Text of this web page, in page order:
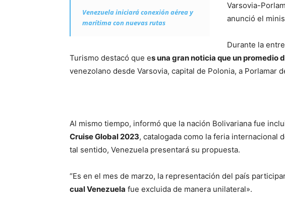
Venezuela iniciará conexión aérea y
marítima con nuevas rutas
Varsovia-
anunció el
Durante la
Turismo destacó que es una gran noticia que un promedio
venezolano desde Varsovia, capital de Polonia, a Porlamar
Al mismo tiempo, informó que la nación Bolivariana fue
Cruise Global 2023, catalogada como la feria internacional
tal sentido, Venezuela presentará su propuesta.
“Es en el mes de marzo, la representación del país
cual Venezuela fue excluida de manera unilateral».